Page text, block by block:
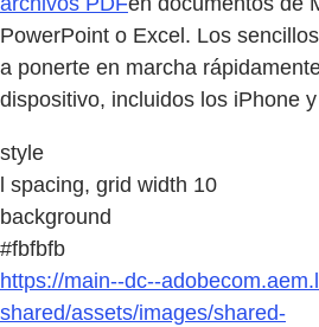
PowerPoint o Excel. Los
a ponerte en marcha
dispositivo, incluidos los iPhone
style
l spacing, grid width 10
background
#fbfbfb
https://main--dc--
shared/assets/images/shared-